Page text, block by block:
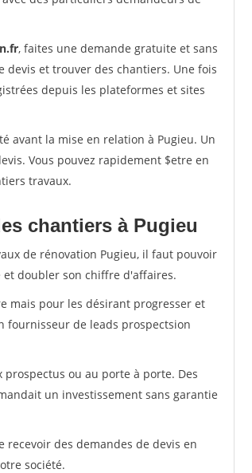
, faites une demande gratuite et sans
et trouver des chantiers. Une fois
depuis les plateformes et sites
avant la mise en relation à Pugieu. Un
Vous pouvez rapidement $etre en
travaux.
chantiers à Pugieu
de rénovation Pugieu, il faut pouvoir
doubler son chiffre d'affaires.
mais pour les désirant progresser et
de leads prospectsion
ou au porte à porte. Des
un investissement sans garantie
des demandes de devis en
société.